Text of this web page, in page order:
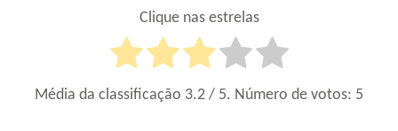
Clique nas estrelas
Média da classificação 3.2 / 5. Número de votos: 5